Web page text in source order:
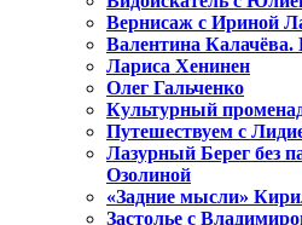
Вернисаж с Ириной
Валентина Калачёва.
Лариса Хенинен
Олег Гальченко
Культурный
Путешествуем с
Лазурный Берег без
Озолиной
«Задние мысли»
Застолье с